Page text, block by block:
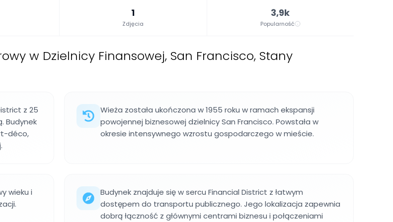
1
Zdjęcia
3,9k
Popularność
w Dzielnicy Finansowej, San Francisco, Stany
z 25
Budynek
déco,
Wieża została ukończona w 1955 roku w ramach ekspansji
powojennej biznesowej dzielnicy San Francisco. Powstała w
okresie intensywnego wzrostu gospodarczego w mieście.
wieku i
Budynek znajduje się w sercu Financial District z łatwym
dostępem do transportu publicznego. Jego lokalizacja zapewnia
dobrą łączność z głównymi centrami biznesu i połączeniami